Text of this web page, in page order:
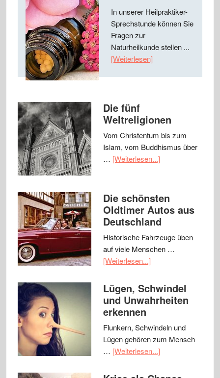
In unserer Heilpraktiker-
Sprechstunde können Sie
Fragen zur
Naturheilkunde stellen ...
[Weiterlesen]
Die fünf
Weltreligionen
Vom Christentum bis zum
Islam, vom Buddhismus über
… [Weiterlesen...]
Die schönsten
Oldtimer Autos aus
Deutschland
Historische Fahrzeuge üben
auf viele Menschen …
[Weiterlesen...]
Lügen, Schwindel
und Unwahrheiten
erkennen
Flunkern, Schwindeln und
Lügen gehören zum Mensch
… [Weiterlesen...]